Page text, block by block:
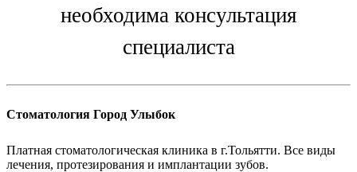
необходима консультация
специалиста
Стоматология Город Улыбок
Платная стоматологическая клиника в г.Тольятти. Все виды
лечения, протезирования и имплантации зубов.